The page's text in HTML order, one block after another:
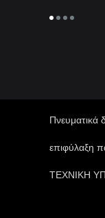
Πνευματικά
επιφύλαξη
ΤΕΧΝΙΚΗ